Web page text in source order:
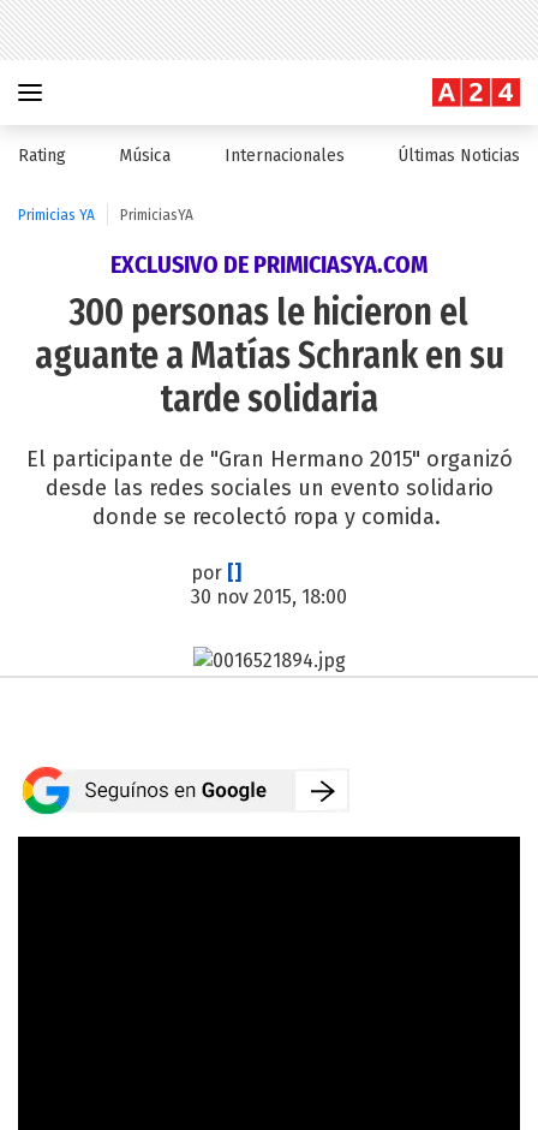
Rating Música Internacionales Últimas Noticias
Primicias YA PrimiciasYA
EXCLUSIVO DE PRIMICIASYA.COM
300 personas le hicieron el
aguante a Matías Schrank en su
tarde solidaria
El participante de "Gran Hermano 2015" organizó
desde las redes sociales un evento solidario
donde se recolectó ropa y comida.
por []
30 nov 2015, 18:00